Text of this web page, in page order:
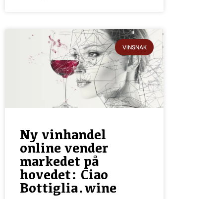
VINSNAK
Ny vinhandel
online vender
markedet på
hovedet: Ciao
Bottiglia.wine